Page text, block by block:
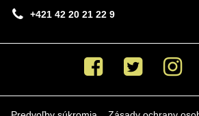
+421 42 20 21 22 9
Facebook Twitter Instagram